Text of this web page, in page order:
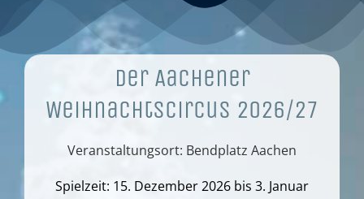
Der Aachener
Weihnachtscircus 2026/27
Veranstaltungsort: Bendplatz Aachen
Spielzeit: 15. Dezember 2026 bis 3. Januar